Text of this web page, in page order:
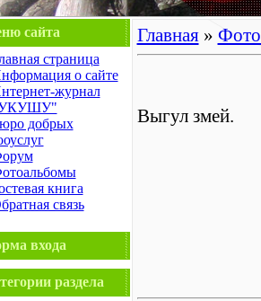
сайта
страница
о сайте
журнал
добрых
книга
связь
входа
раздела
Главная»
Выгул змей.